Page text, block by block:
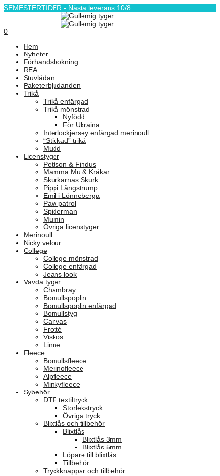
SEMESTERTIDER - Nästa leverans 10/8
0
Hem
Nyheter
Förhandsbokning
REA
Stuvlådan
Paketerbjudanden
Trikå
Trikå enfärgad
Trikå mönstrad
Nyfödd
För Ukraina
Interlockjersey enfärgad merinoull
“Stickad” trikå
Mudd
Licenstyger
Pettson & Findus
Mamma Mu & Kråkan
Skurkarnas Skurk
Pippi Långstrump
Emil i Lönneberga
Paw patrol
Spiderman
Mumin
Övriga licenstyger
Merinoull
Nicky velour
College
College mönstrad
College enfärgad
Jeans look
Vävda tyger
Chambray
Bomullspoplin
Bomullspoplin enfärgad
Bomullstyg
Canvas
Frotté
Viskos
Linne
Fleece
Bomullsfleece
Merinofleece
Alpfleece
Minkyfleece
Sybehör
DTF textiltryck
Storlekstryck
Övriga tryck
Blixtlås och tillbehör
Blixtlås
Blixtlås 3mm
Blixtlås 5mm
Löpare till blixtlås
Tillbehör
Tryckknappar och tillbehör